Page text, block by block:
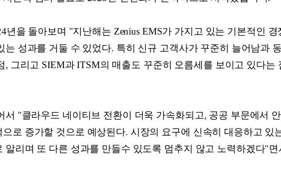
년을 돌아보며 "지난해는 Zenius EMS가 가지고 있는 기본적인 경
는 성과를 거둘 수 있었다. 특히 신규 고객사가 꾸준히 늘어남과
, 그리고 SIEM과 ITSM의 매출도 꾸준히 오름세를 보이고 있다는
서 "클라우드 네이티브 전환이 더욱 가속화되고, 공공 부문에서
로 증가할 것으로 예상된다. 시장의 요구에 신속히 대응하고 있
알리며 또 다른 성과를 만들수 있도록 멈추지 않고 노력하겠다"